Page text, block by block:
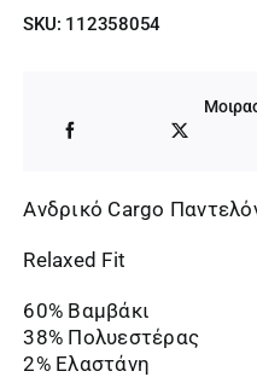
SKU: 112358054
Ανδρικό Cargo
Relaxed Fit
60% Βαμβάκι
38% Πολυεστέρας
2% Ελαστάνη